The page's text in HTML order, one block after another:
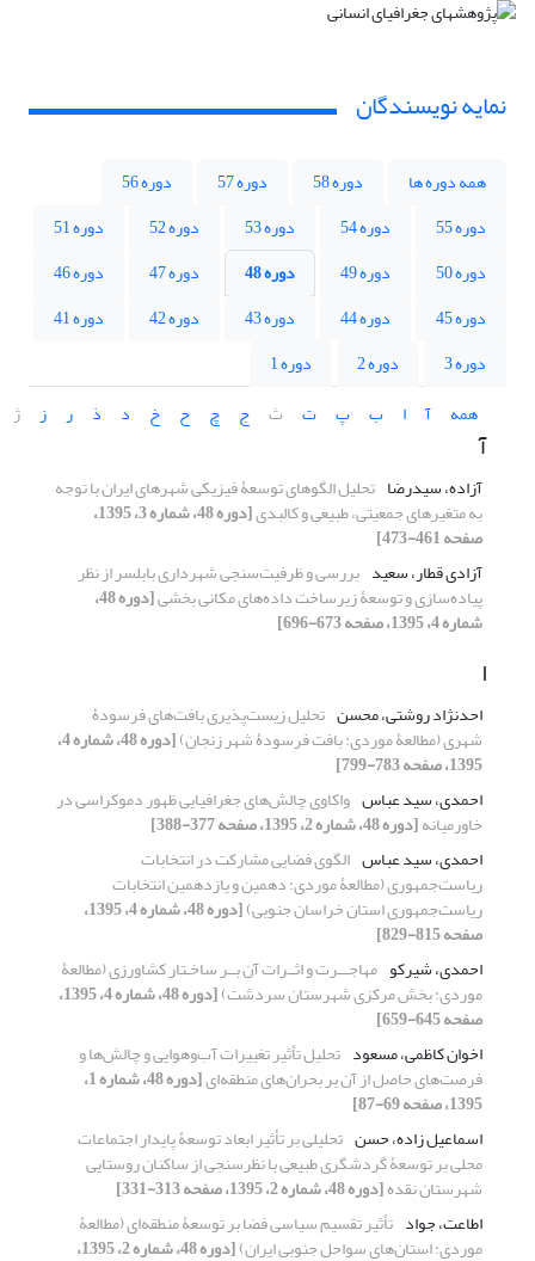
نمایه نویسندگان
همه دوره ها دوره 58 دوره 57
دوره 56
دوره 55
دوره 54 دوره 53 دوره 52
دوره 51
دوره 50
دوره 49 دوره 48 دوره 47
دوره 46
دوره 45
دوره 44 دوره 43 دوره 42
دوره 41
دوره 3
دوره 2
دوره 1
همه
آ ا ب پ ت ث ج چ ح خ د ذ ر ز ژ
آ
آزاده، سیدرضا تحلیل الگوهای توسعۀ فیزیکی شهرهای ایران با توجه
به متغیرهای جمعیتی، طبیعی و کالبدی [دوره 48، شماره 3، 1395،
صفحه 461-473]
آزادی قطار، سعید بررسی و ظرفیت‌سنجی شهرداری بابلسر از نظر
پیاده‌سازی و توسعۀ زیرساخت داده‌های مکانی بخشی [دوره 48،
شماره 4، 1395، صفحه 673-696]
ا
احدنژاد روشتی، محسن تحلیل زیست‌پذیری بافت‌های فرسودۀ
شهری (مطالعۀ موردی: بافت فرسودۀ شهر زنجان) [دوره 48، شماره 4،
1395، صفحه 783-799]
احمدی، سید عباس واکاوی چالش‌های جغرافیایی ظهور دموکراسی در
خاورمیانه[دوره 48، شماره 2، 1395، صفحه 377-388]
احمدی، سید عباس الگوی فضایی مشارکت در انتخابات
ریاست‌جمهوری (مطالعۀ موردی: دهمین و یازدهمین انتخابات
ریاست‌جمهوری استان خراسان جنوبی) [دوره 48، شماره 4، 1395،
صفحه 815-829]
احمدی، شیرکو مهاجـــرت و اثــرات آن بــر ساخـتار کشاورزی (مطالعۀ
موردی: بخش مرکزی شهرستان سردشت) [دوره 48، شماره 4، 1395،
صفحه 645-659]
اخوان کاظمی، مسعود تحلیل تأثیر تغییرات آب‌وهوایی و چالش‌ها و
فرصت‌های حاصل از آن بر بحران‌های منطقه‌ای [دوره 48، شماره 1،
1395، صفحه 69-87]
اسماعیل زاده، حسن تحلیلی بر تأثیر ابعاد توسعۀ پایدار اجتماعات
محلی بر توسعۀ گردشگری طبیعی با نظرسنجی از ساکنان روستایی
شهرستان نقده[دوره 48، شماره 2، 1395، صفحه 313-331]
اطاعت، جواد تأثیر تقسیم سیاسی فضا بر توسعۀ منطقه‌ای (مطالعۀ
موردی: استان‌های سواحل جنوبی ایران) [دوره 48، شماره 2، 1395،